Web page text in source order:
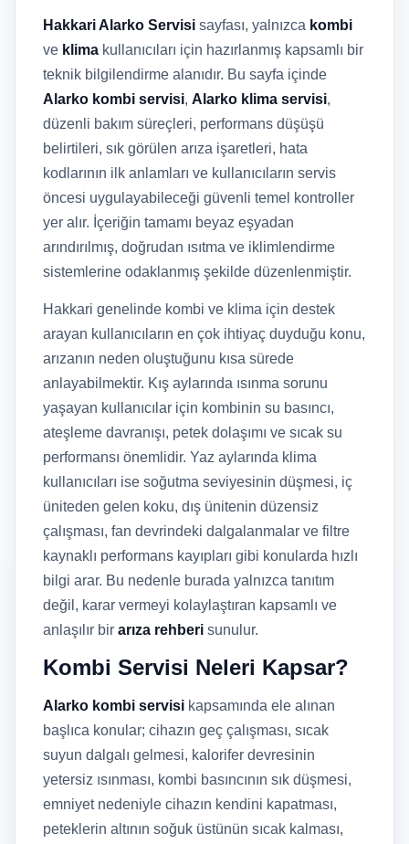
Hakkari Alarko Servisi sayfası, yalnızca kombi
ve klima kullanıcıları için hazırlanmış kapsamlı bir
teknik bilgilendirme alanıdır. Bu sayfa içinde
Alarko kombi servisi, Alarko klima servisi,
düzenli bakım süreçleri, performans düşüşü
belirtileri, sık görülen arıza işaretleri, hata
kodlarının ilk anlamları ve kullanıcıların servis
öncesi uygulayabileceği güvenli temel kontroller
yer alır. İçeriğin tamamı beyaz eşyadan
arındırılmış, doğrudan ısıtma ve iklimlendirme
sistemlerine odaklanmış şekilde düzenlenmiştir.
Hakkari genelinde kombi ve klima için destek
arayan kullanıcıların en çok ihtiyaç duyduğu konu,
arızanın neden oluştuğunu kısa sürede
anlayabilmektir. Kış aylarında ısınma sorunu
yaşayan kullanıcılar için kombinin su basıncı,
ateşleme davranışı, petek dolaşımı ve sıcak su
performansı önemlidir. Yaz aylarında klima
kullanıcıları ise soğutma seviyesinin düşmesi, iç
üniteden gelen koku, dış ünitenin düzensiz
çalışması, fan devrindeki dalgalanmalar ve filtre
kaynaklı performans kayıpları gibi konularda hızlı
bilgi arar. Bu nedenle burada yalnızca tanıtım
değil, karar vermeyi kolaylaştıran kapsamlı ve
anlaşılır bir arıza rehberi sunulur.
Kombi Servisi Neleri Kapsar?
Alarko kombi servisi kapsamında ele alınan
başlıca konular; cihazın geç çalışması, sıcak
suyun dalgalı gelmesi, kalorifer devresinin
yetersiz ısınması, kombi basıncının sık düşmesi,
emniyet nedeniyle cihazın kendini kapatması,
peteklerin altının soğuk üstünün sıcak kalması,